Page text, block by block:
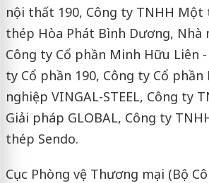
nội thất 190, Công ty TNHH Một
thép Hòa Phát Bình Dương, Nhà
Công ty Cổ phần Minh Hữu Liên
ty Cổ phần 190, Công ty Cổ phần
nghiệp VINGAL-STEEL, Công ty
Giải pháp GLOBAL, Công ty
thép Sendo.
Cục Phòng vệ Thương mại (Bộ